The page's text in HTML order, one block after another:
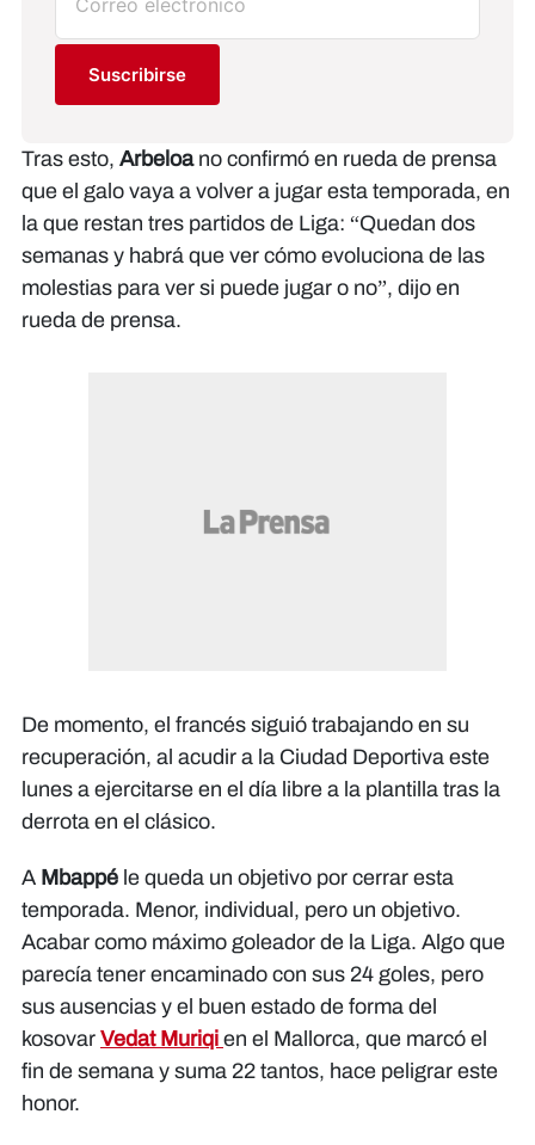
Suscribirse
Tras esto, Arbeloa no confirmó en rueda de prensa
que el galo vaya a volver a jugar esta temporada, en
la que restan tres partidos de Liga: “Quedan dos
semanas y habrá que ver cómo evoluciona de las
molestias para ver si puede jugar o no”, dijo en
rueda de prensa.
De momento, el francés siguió trabajando en su
recuperación, al acudir a la Ciudad Deportiva este
lunes a ejercitarse en el día libre a la plantilla tras la
derrota en el clásico.
A Mbappé le queda un objetivo por cerrar esta
temporada. Menor, individual, pero un objetivo.
Acabar como máximo goleador de la Liga. Algo que
parecía tener encaminado con sus 24 goles, pero
sus ausencias y el buen estado de forma del
kosovar Vedat Muriqi en el Mallorca, que marcó el
fin de semana y suma 22 tantos, hace peligrar este
honor.